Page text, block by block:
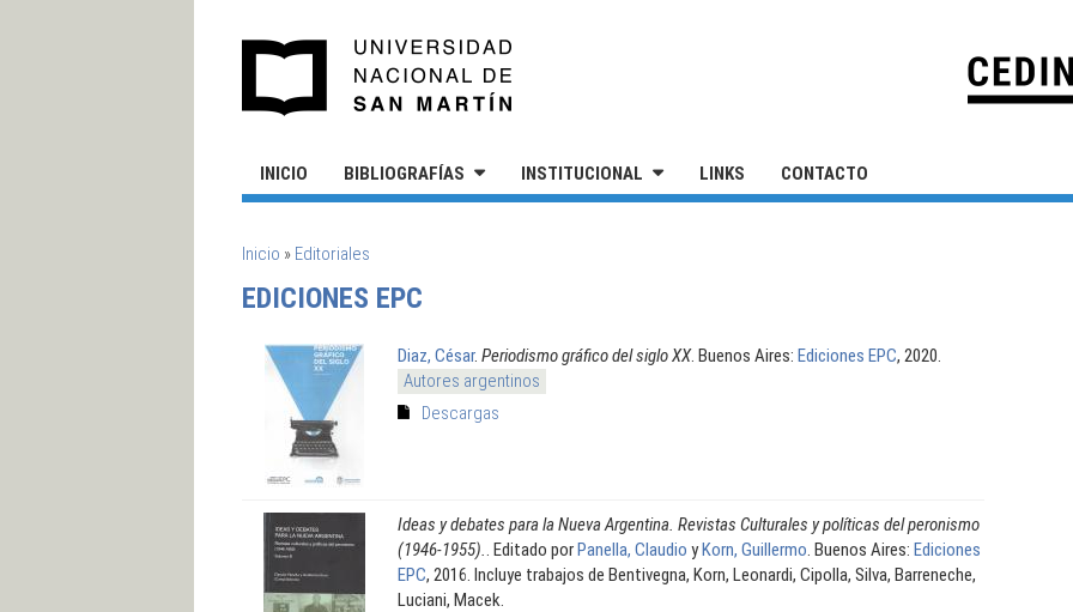
INICIO BIBLIOGRAFÍAS INSTITUCIONAL LINKS CONTACTO
SE ENCUENTRA USTED AQUÍ
Inicio » Editoriales
EDICIONES EPC
Diaz, César. Periodismo gráfico del siglo XX. Buenos Aires: Ediciones EPC, 2020.
Autores argentinos
Descargas
Ideas y debates para la Nueva Argentina. Revistas Culturales y políticas del peronismo
(1946-1955).
. Editado porPanella, Claudio yKorn, Guillermo . Buenos Aires: Ediciones
EPC, 2016. Incluye trabajos de Bentivegna, Korn, Leonardi, Cipolla, Silva, Barreneche,
Luciani, Macek.